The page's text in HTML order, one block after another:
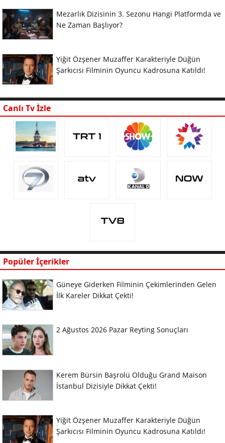
Mezarlık Dizisinin 3. Sezonu Hangi Platformda ve
Ne Zaman Başlıyor?
Yiğit Özşener Muzaffer Karakteriyle Düğün
Şarkıcısı Filminin Oyuncu Kadrosuna Katıldı!
Canlı Tv İzle
Popüler İçerikler
Güneye Giderken Filminin Çekimlerinden Gelen
İlk Kareler Dikkat Çekti!
2 Ağustos 2026 Pazar Reyting Sonuçları
Kerem Bürsin Başrolü Olduğu Grand Maison
İstanbul Dizisiyle Dikkat Çekti!
Yiğit Özşener Muzaffer Karakteriyle Düğün
Şarkıcısı Filminin Oyuncu Kadrosuna Katıldı!